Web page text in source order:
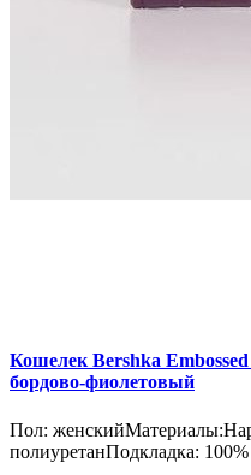
Кошелек Bershka
бордово-фиолетовый
Пол:
полиуретанПодкладка: 100%